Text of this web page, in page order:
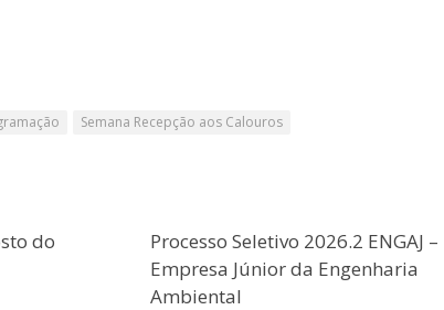
Semana Recepção aos Calouros
do
Processo Seletivo 2026.2 ENGAJ –
Empresa Júnior da Engenharia
Ambiental